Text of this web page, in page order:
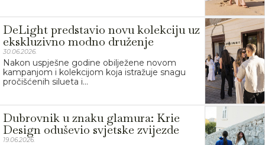
DeLight predstavio novu kolekciju uz
ekskluzivno modno druženje
30.06.2026.
Nakon uspješne godine obilježene novom
kampanjom i kolekcijom koja istražuje snagu
pročišćenih silueta i...
Dubrovnik u znaku glamura: Krie
Design oduševio svjetske zvijezde
19.06.2026.